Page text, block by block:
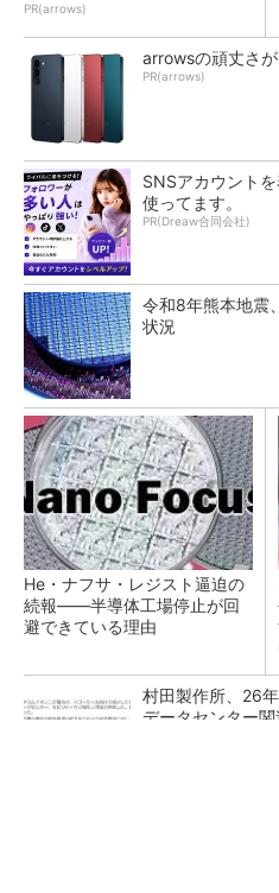
PR(arrows)
arrowsの頑丈さ
PR(arrows)
SNSアカウント
使ってます。
PR(Dreaw合同会社)
令和8年熊本地震
状況
He・ナフサ・レジスト逼迫の
続報――半導体工場停止が回
避できている理由
村田製作所、26
データセンター